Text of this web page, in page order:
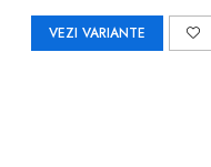
VEZI VARIANTE